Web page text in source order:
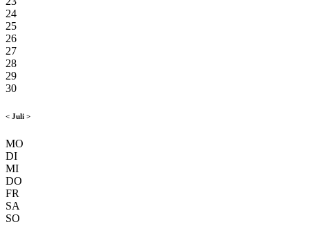
24
25
26
27
28
29
30
< Juli >
MO
DI
MI
DO
FR
SA
SO